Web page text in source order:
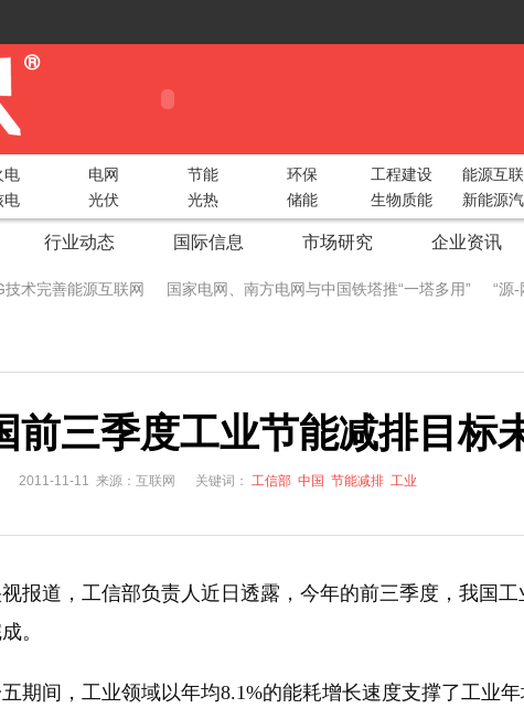
电 电网 节能 环保 工程建设 能源互
电 光伏 光热 储能 生物质能 新能源
行业动态 国际信息 市场研究 企业资讯
术完善能源互联网 国家电网、南方电网与中国铁塔推“一塔多用” “源
网验收投运
而创新——第五届国际储能峰会重磅出击！ 2018中部太阳能光伏展湖
污染防治，打造清洁型绿色工业 广州新能源汽车生态产业链展5月9日开
前三季度工业节能减排目标
2011-11-11 来源：互联网 关键词： 工信部 中国 节能减排 工业
道，工信部负责人近日透露，今年的前三季度，我国工
。
间，工业领域以年均8.1%的能耗增长速度支撑了工业年